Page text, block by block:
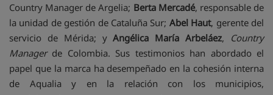
Country Manager de Argelia; Berta Mercadé, responsable de
la unidad de gestión de Cataluña Sur; Abel Haut, gerente del
servicio de Mérida; yAngélica María Arbeláez, Country
Managerde Colombia. Sus testimonios han abordado el
papel que la marca ha desempeñado en la cohesión interna
de Aqualia y en la relación con los municipios,